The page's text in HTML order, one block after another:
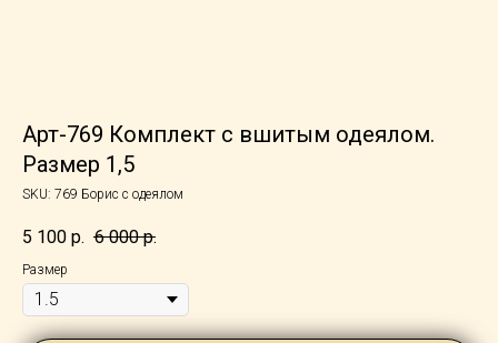
Арт-769 Комплект с вшитым одеялом.
Размер 1,5
SKU: 769 Борис с одеялом
5 100 р. 6 000 р.
Размер